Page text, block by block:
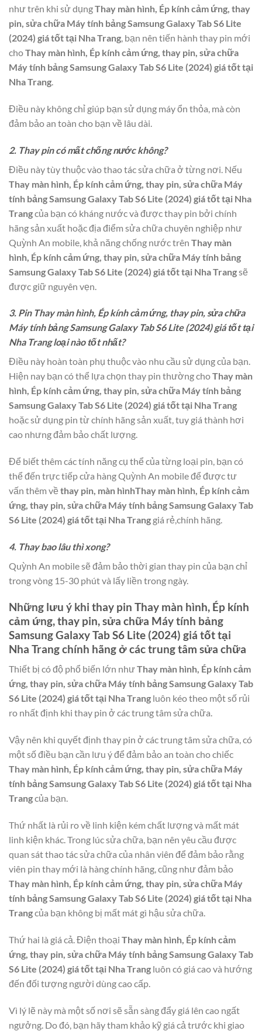
như trên khi sử dụngThay màn hình, Ép kính cảm ứng, thay
pin, sửa chữa Máy tính bảng Samsung Galaxy Tab S6 Lite
(2024) giá tốt tại Nha Trang, bạn nên tiến hành thay pin mới
choThay màn hình, Ép kính cảm ứng, thay pin, sửa chữa
Máy tính bảng Samsung Galaxy Tab S6 Lite (2024) giá tốt tại
Nha Trang.
Điều này không chỉ giúp bạn sử dụng máy ổn thỏa, mà còn
đảm bảo an toàn cho bạn về lâu dài.
2. Thay pin có mất chống nước không?
Điều này tùy thuộc vào thao tác sửa chữa ở từng nơi. Nếu
Thay màn hình, Ép kính cảm ứng, thay pin, sửa chữa Máy
tính bảng Samsung Galaxy Tab S6 Lite (2024) giá tốt tại Nha
Trangcủa bạn có kháng nước và được thay pin bởi chính
hãng sản xuất hoặc địa điểm sửa chữa chuyên nghiệp như
Quỳnh An mobile, khả năng chống nước trên Thay màn
hình, Ép kính cảm ứng, thay pin, sửa chữa Máy tính bảng
Samsung Galaxy Tab S6 Lite (2024) giá tốt tại Nha Trangsẽ
được giữ nguyên vẹn.
3. Pin Thay màn hình, Ép kính cảm ứng, thay pin, sửa chữa
Máy tính bảng Samsung Galaxy Tab S6 Lite (2024) giá tốt tại
Nha Trang loại nào tốt nhất?
Điều này hoàn toàn phụ thuộc vào nhu cầu sử dụng của bạn.
Hiện nay bạn có thể lựa chọn thay pin thường choThay màn
hình, Ép kính cảm ứng, thay pin, sửa chữa Máy tính bảng
Samsung Galaxy Tab S6 Lite (2024) giá tốt tại Nha Trang
hoặc sử dụng pin từ chính hãng sản xuất, tuy giá thành hơi
cao nhưng đảm bảo chất lượng.
Để biết thêm các tính năng cụ thể của từng loại pin, bạn có
thể đến trực tiếp cửa hàng Quỳnh An mobile để được tư
vấn thêm về thay pin, màn hìnhThay màn hình, Ép kính cảm
ứng, thay pin, sửa chữa Máy tính bảng Samsung Galaxy Tab
S6 Lite (2024) giá tốt tại Nha Trang giá rẻ,chính hãng.
4. Thay bao lâu thì xong?
Quỳnh An mobile sẽ đảm bảo thời gian thay pin của bạn chỉ
trong vòng 15-30 phút và lấy liền trong ngày.
Những lưu ý khi thay pin Thay màn hình, Ép kính
cảm ứng, thay pin, sửa chữa Máy tính bảng
Samsung Galaxy Tab S6 Lite (2024) giá tốt tại
Nha Trangchính hãng ở các trung tâm sửa chữa
Thiết bị có độ phổ biến lớn nhưThay màn hình, Ép kính cảm
ứng, thay pin, sửa chữa Máy tính bảng Samsung Galaxy Tab
S6 Lite (2024) giá tốt tại Nha Trang luôn kéo theo một số rủi
ro nhất định khi thay pin ở các trung tâm sửa chữa.
Vậy nên khi quyết định thay pin ở các trung tâm sửa chữa, có
một số điều bạn cần lưu ý để đảm bảo an toàn cho chiếc
Thay màn hình, Ép kính cảm ứng, thay pin, sửa chữa Máy
tính bảng Samsung Galaxy Tab S6 Lite (2024) giá tốt tại Nha
Trangcủa bạn.
Thứ nhất là rủi ro về linh kiện kém chất lượng và mất mát
linh kiện khác. Trong lúc sửa chữa, bạn nên yêu cầu được
quan sát thao tác sửa chữa của nhân viên để đảm bảo rằng
viên pin thay mới là hàng chính hãng, cũng như đảm bảo
Thay màn hình, Ép kính cảm ứng, thay pin, sửa chữa Máy
tính bảng Samsung Galaxy Tab S6 Lite (2024) giá tốt tại Nha
Trangcủa bạn không bị mất mát gì hậu sửa chữa.
Thứ hai là giá cả. Điện thoại Thay màn hình, Ép kính cảm
ứng, thay pin, sửa chữa Máy tính bảng Samsung Galaxy Tab
S6 Lite (2024) giá tốt tại Nha Trang luôn có giá cao và hướng
đến đối tượng người dùng cao cấp.
Vì lý lẽ này mà một số nơi sẽ sẵn sàng đẩy giá lên cao ngất
ngưởng. Do đó, bạn hãy tham khảo kỹ giá cả trước khi giao